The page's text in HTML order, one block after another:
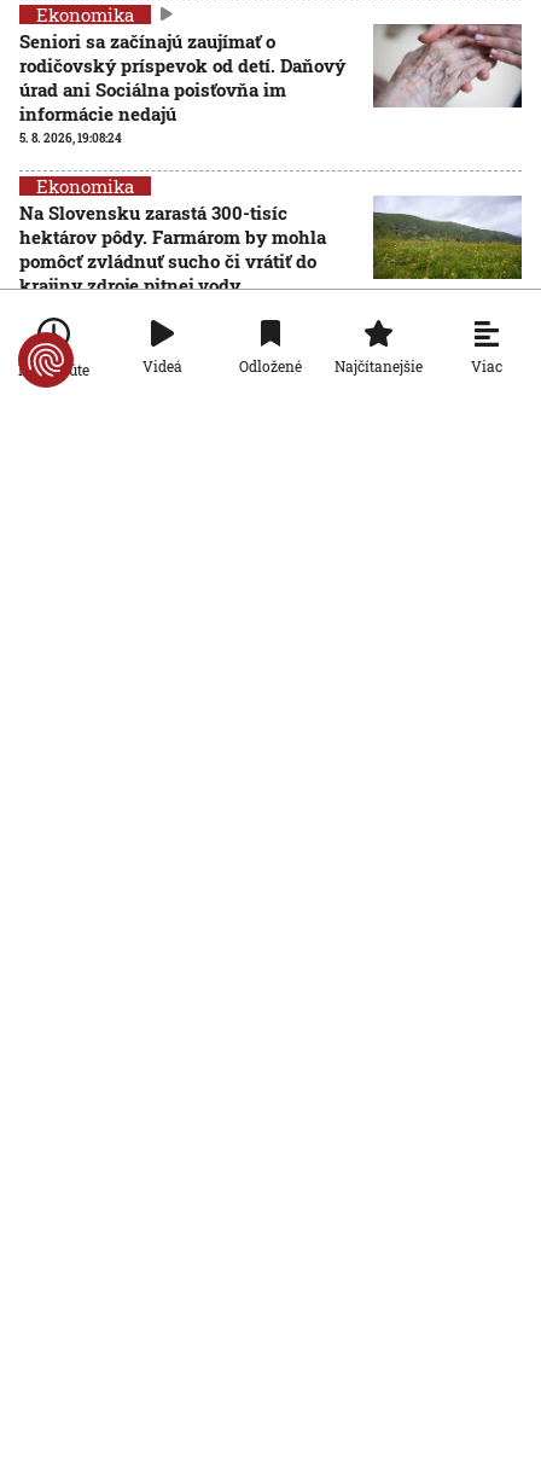
Ekonomika
Seniori sa začínajú zaujímať o
rodičovský príspevok od detí. Daňový
úrad ani Sociálna poisťovňa im
informácie nedajú
5. 8. 2026, 19:08:24
Ekonomika
Na Slovensku zarastá 300-tisíc
hektárov pôdy. Farmárom by mohla
pomôcť zvládnuť sucho či vrátiť do
krajiny zdroje pitnej vody
Ekonomika
Štyri z desiatich slovenských
Po minúte Videá Odložené Najčítanejšie Viac